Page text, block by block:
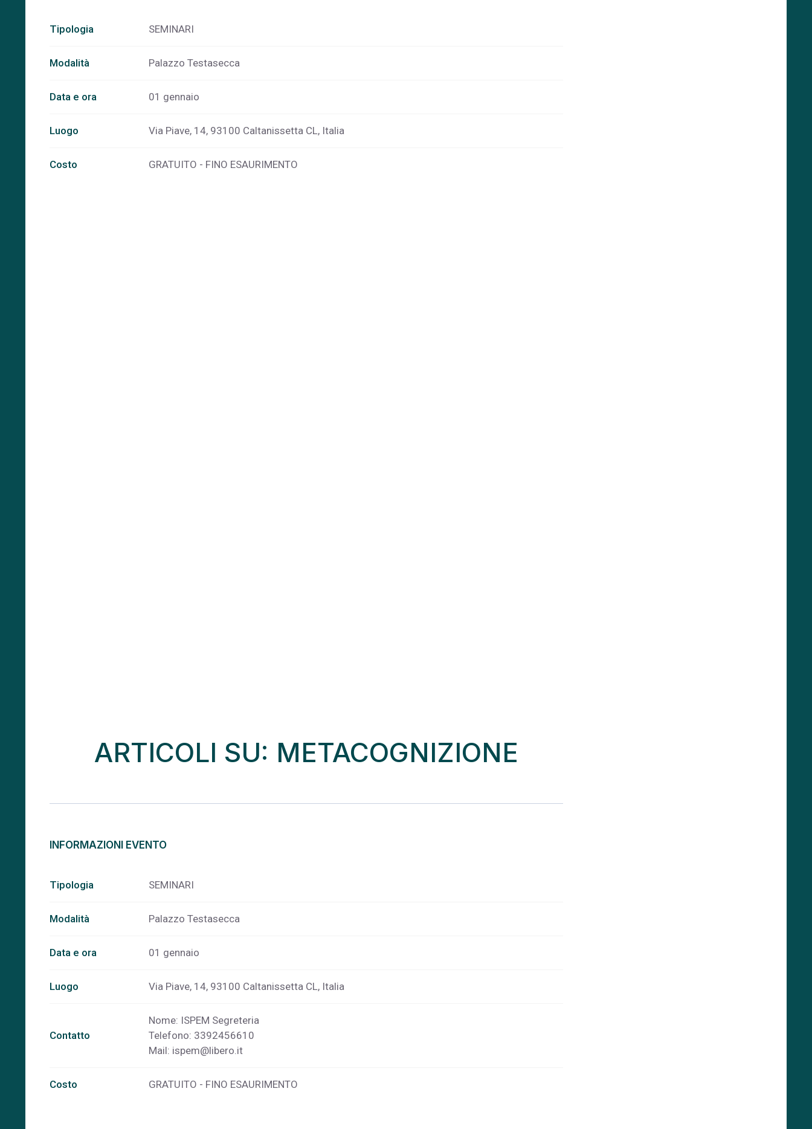
Tipologia SEMINARI
Modalità Palazzo Testasecca
Data e ora 01 gennaio
Luogo Via Piave, 14, 93100 Caltanissetta CL, Italia
Costo GRATUITO - FINO ESAURIMENTO
ARTICOLI SU: METACOGNIZIONE
INFORMAZIONI EVENTO
Tipologia SEMINARI
Modalità Palazzo Testasecca
Data e ora 01 gennaio
Luogo Via Piave, 14, 93100 Caltanissetta CL, Italia
Contatto
Nome: ISPEM Segreteria
Telefono: 3392456610
Mail: ispem@libero.it
Costo GRATUITO - FINO ESAURIMENTO